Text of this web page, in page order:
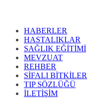
HABERLER
HASTALIKLAR
SAĞLIK EĞİTİMİ
MEVZUAT
REHBER
SİFALI BİTKİLER
TIP SÖZLÜĞÜ
İLETİŞİM